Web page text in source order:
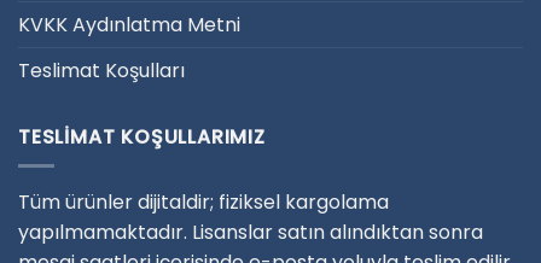
KVKK Aydınlatma Metni
Teslimat Koşulları
TESLIMAT KOŞULLARIMIZ
Tüm ürünler dijitaldir; fiziksel kargolama
yapılmamaktadır. Lisanslar satın alındıktan sonra